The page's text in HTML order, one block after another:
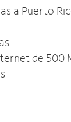
a Puerto
de 500